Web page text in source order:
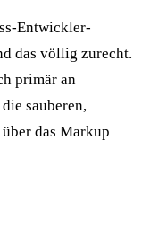
Entwickler-
das völlig zurecht.
primär an
sauberen,
das Markup